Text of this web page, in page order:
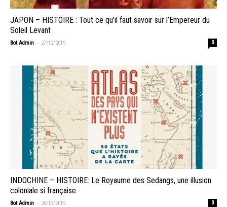
JAPON – HISTOIRE : Tout ce qu’il faut savoir sur l’Empereur du
Soleil Levant
Bot Admin - 27/12/2019 0
INDOCHINE – HISTOIRE: Le Royaume des Sedangs, une illusion
coloniale si française
Bot Admin - 26/12/2019 0